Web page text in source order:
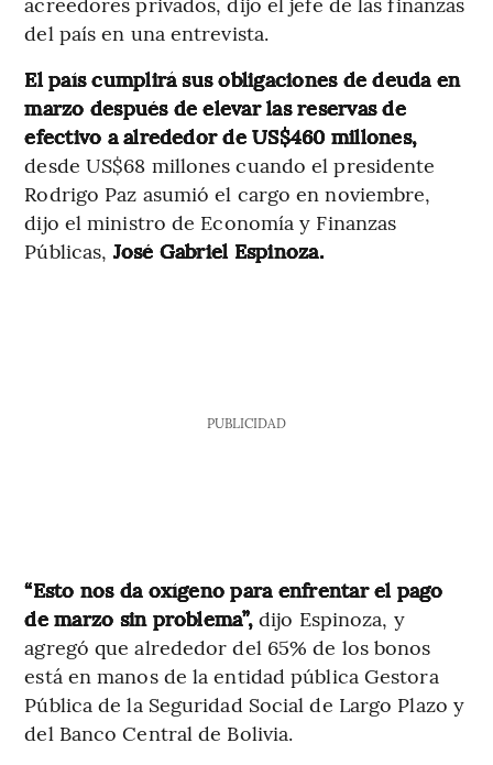
del país en una entrevista.
El país cumplirá sus obligaciones de deuda en
marzo después de elevar las reservas de
efectivo a alrededor de US$460 millones,
desde US$68 millones cuando el presidente
Rodrigo Paz asumió el cargo en noviembre,
dijo el ministro de Economía y Finanzas
Públicas, José Gabriel Espinoza.
PUBLICIDAD
“Esto nos da oxígeno para enfrentar el pago
de marzo sin problema”,dijo Espinoza, y
agregó que alrededor del 65% de los bonos
está en manos de la entidad pública Gestora
Pública de la Seguridad Social de Largo Plazo y
del Banco Central de Bolivia.